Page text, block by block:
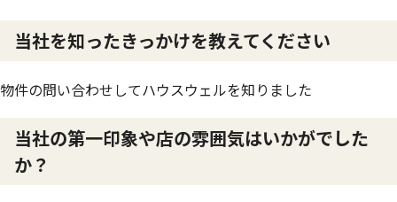
当社を知ったきっかけを教えてください
物件の問い合わせしてハウスウェルを知りました
当社の第一印象や店の雰囲気はいかがでした
か？